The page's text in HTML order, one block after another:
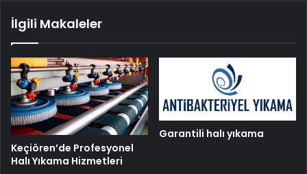
İlgili Makaleler
Keçiören’de Profesyonel
Halı Yıkama Hizmetleri
Garantili halı yıkama